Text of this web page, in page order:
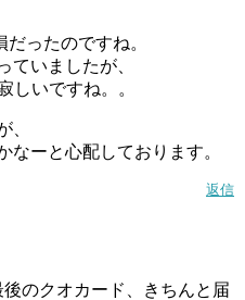
ったのですね。
ていましたが、
しいですね。。
、
なーと心配しております。
返信
のクオカード、きちんと届